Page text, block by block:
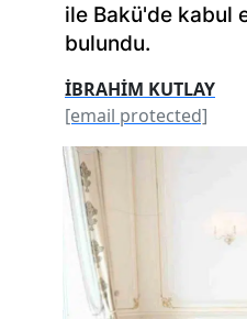
ile Bakü'de kabul
bulundu.
İBRAHİM KUTLAY
[email protected]